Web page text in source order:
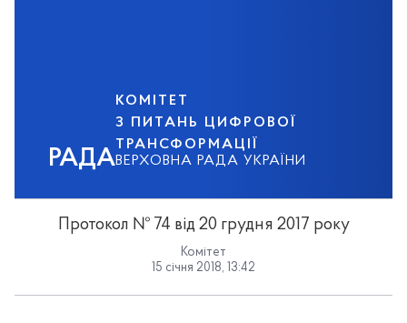
РАДА
КОМІТЕТ
З ПИТАНЬ ЦИФРОВОЇ
ТРАНСФОРМАЦІЇ
ВЕРХОВНА РАДА УКРАЇНИ
Протокол № 74 від 20 грудня 2017 року
Комітет
15 січня 2018, 13:42